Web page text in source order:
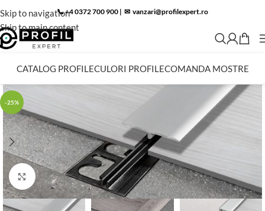
Skip to navigation
Skip to main content
📞 +4 0372 700 900 | ✉︎ vanzari@profilexpert.ro
CATALOG PROFILECULORI PROFILECOMANDA MOSTRE
-25%
Click to enlarge